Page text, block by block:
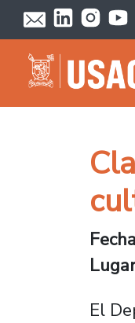
Pasar al contenido
Fecha
Lugar
El